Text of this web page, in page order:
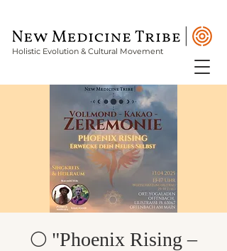
Holistic Evolution & Cultural Movement
🌕 "Phoenix Rising –